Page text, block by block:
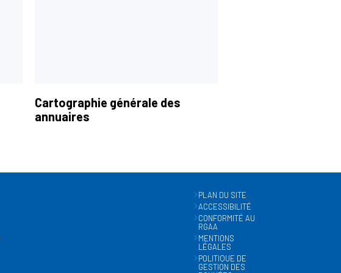
Cartographie générale des
annuaires
PLAN DU SITE
ACCESSIBILITÉ
CONFORMITÉ AU
RGAA
MENTIONS
LÉGALES
POLITIQUE DE
GESTION DES